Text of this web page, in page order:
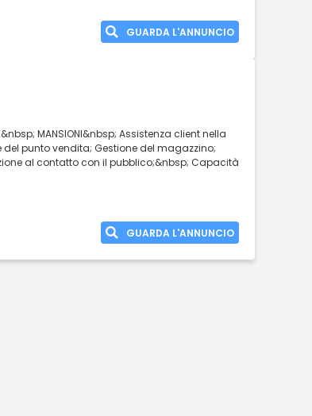
GUARDA L'ANNUNCIO
MANSIONI&nbsp; Assistenza client nella
punto vendita; Gestione del magazzino;
al contatto con il pubblico;&nbsp; Capacità
GUARDA L'ANNUNCIO